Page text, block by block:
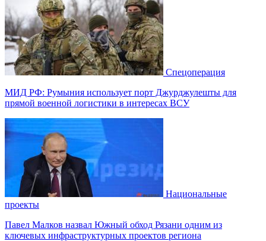
Спецоперация
МИД РФ: Румыния использует порт Джурджулешты для
прямой военной логистики в интересах ВСУ
Национальные
проекты
Павел Малков назвал Южный обход Рязани одним из
ключевых инфраструктурных проектов региона